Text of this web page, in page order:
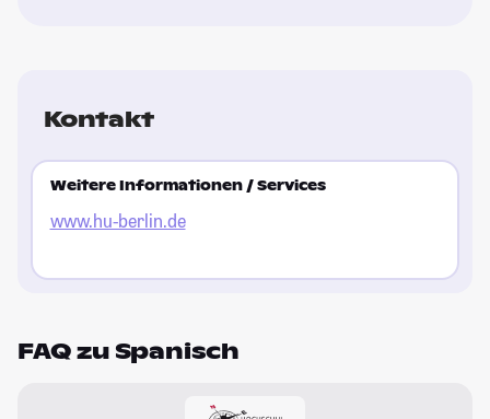
Kontakt
Weitere Informationen / Services
www.hu-berlin.de
FAQ zu Spanisch